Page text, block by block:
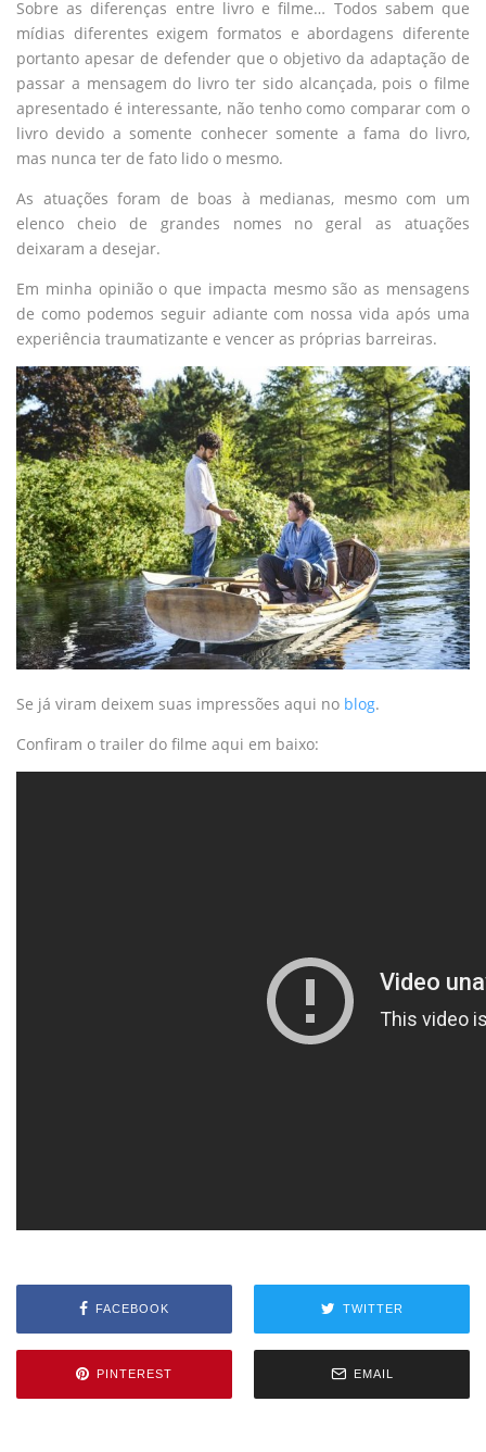
Sobre as diferenças entre livro e filme… Todos sabem que
mídias diferentes exigem formatos e abordagens diferente
portanto apesar de defender que o objetivo da adaptação de
passar a mensagem do livro ter sido alcançada, pois o filme
apresentado é interessante, não tenho como comparar com o
livro devido a somente conhecer somente a fama do livro,
mas nunca ter de fato lido o mesmo.
As atuações foram de boas à medianas, mesmo com um
elenco cheio de grandes nomes no geral as atuações
deixaram a desejar.
Em minha opinião o que impacta mesmo são as mensagens
de como podemos seguir adiante com nossa vida após uma
experiência traumatizante e vencer as próprias barreiras.
Se já viram deixem suas impressões aqui no blog.
Confiram o trailer do filme aqui em baixo:
FACEBOOK TWITTER
PINTEREST EMAIL